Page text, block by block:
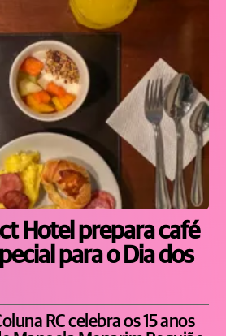
Hotel prepara café
para o Dia dos
RC celebra os 15 anos